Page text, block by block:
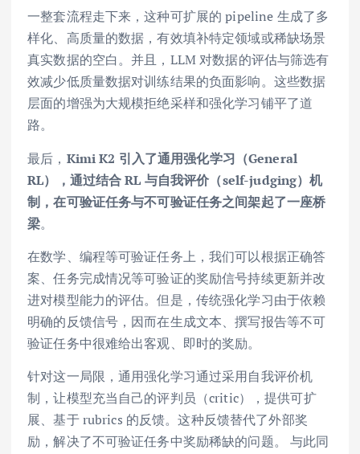
一整套流程走下来，这种可扩展的 pipeline 生成了多
样化、高质量的数据，有效填补特定领域或稀缺场景
真实数据的空白。并且，LLM 对数据的评估与筛选有
效减少低质量数据对训练结果的负面影响。这些数据
层面的增强为大规模拒绝采样和强化学习铺平了道
路。
最后， Kimi K2 引入了通用强化学习（General
RL），通过结合 RL 与自我评价（self-judging）机
制，在可验证任务与不可验证任务之间架起了一座桥
梁。
在数学、编程等可验证任务上，我们可以根据正确答
案、任务完成情况等可验证的奖励信号持续更新并改
进对模型能力的评估。但是，传统强化学习由于依赖
明确的反馈信号，因而在生成文本、撰写报告等不可
验证任务中很难给出客观、即时的奖励。
针对这一局限，通用强化学习通过采用自我评价机
制，让模型充当自己的评判员（critic），提供可扩
展、基于 rubrics 的反馈。这种反馈替代了外部奖
励，解决了不可验证任务中奖励稀缺的问题。 与此同